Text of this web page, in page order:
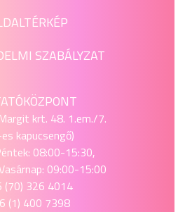
SZABÁLYZAT
krt. 48. 1.em./7.
kapucsengő)
08:00-15:30,
09:00-15:00
(70) 326 4014
(1) 400 7398